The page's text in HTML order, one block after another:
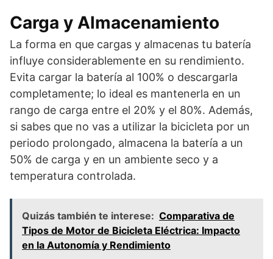
Carga y Almacenamiento
La forma en que cargas y almacenas tu batería
influye considerablemente en su rendimiento.
Evita cargar la batería al 100% o descargarla
completamente; lo ideal es mantenerla en un
rango de carga entre el 20% y el 80%. Además,
si sabes que no vas a utilizar la bicicleta por un
periodo prolongado, almacena la batería a un
50% de carga y en un ambiente seco y a
temperatura controlada.
Quizás también te interese: Comparativa de
Tipos de Motor de Bicicleta Eléctrica: Impacto
en la Autonomía y Rendimiento